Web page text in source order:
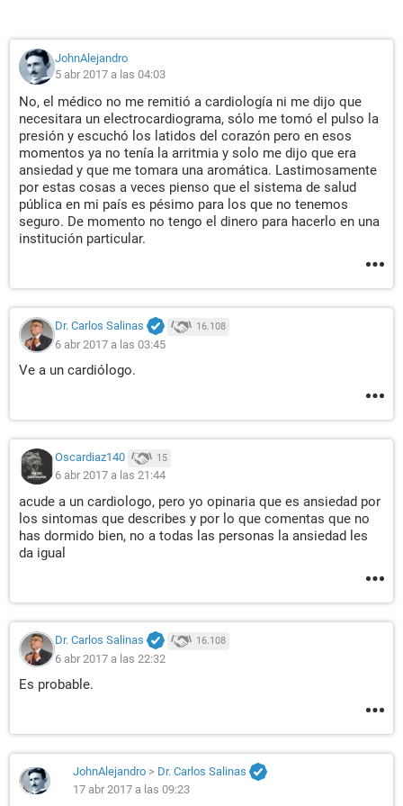
JohnAlejandro
5 abr 2017 a las 04:03
No, el médico no me remitió a cardiología ni me dijo que
necesitara un electrocardiograma, sólo me tomó el pulso la
presión y escuchó los latidos del corazón pero en esos
momentos ya no tenía la arritmia y solo me dijo que era
ansiedad y que me tomara una aromática. Lastimosamente
por estas cosas a veces pienso que el sistema de salud
pública en mi país es pésimo para los que no tenemos
seguro. De momento no tengo el dinero para hacerlo en una
institución particular.
Dr. Carlos Salinas 16.108
6 abr 2017 a las 03:45
Ve a un cardiólogo.
Oscardiaz140 15
6 abr 2017 a las 21:44
acude a un cardiologo, pero yo opinaria que es ansiedad por
los sintomas que describes y por lo que comentas que no
has dormido bien, no a todas las personas la ansiedad les
da igual
Dr. Carlos Salinas 16.108
6 abr 2017 a las 22:32
Es probable.
JohnAlejandro > Dr. Carlos Salinas
17 abr 2017 a las 09:23